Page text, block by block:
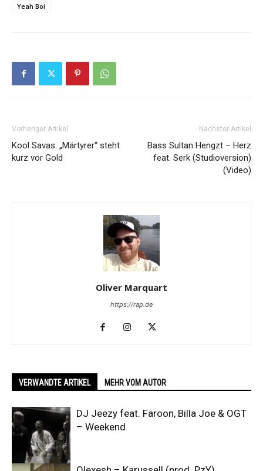
Yeah Boi
Vorheriger Artikel
Kool Savas: „Märtyrer“ steht
kurz vor Gold
Nächster Artikel
Bass Sultan Hengzt – Herz
feat. Serk (Studioversion)
(Video)
Oliver Marquart
https://rap.de
VERWANDTE ARTIKEL MEHR VOM AUTOR
DJ Jeezy feat. Faroon, Billa Joe & OGT
– Weekend